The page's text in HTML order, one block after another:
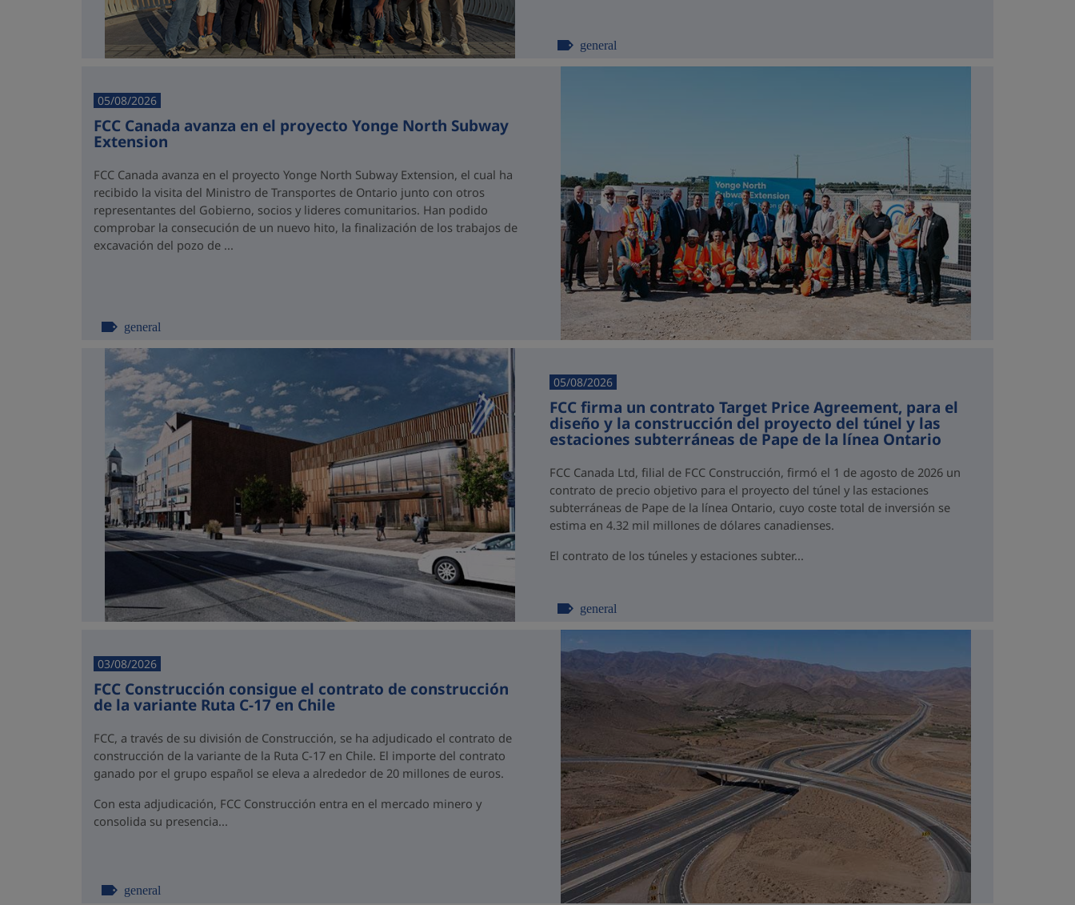
general
05/08/2026
FCC Canada avanza en el proyecto Yonge North Subway
Extension
FCC Canada avanza en el proyecto Yonge North Subway Extension, el cual ha
recibido la visita del Ministro de Transportes de Ontario junto con otros
representantes del Gobierno, socios y lideres comunitarios. Han podido
comprobar la consecución de un nuevo hito, la finalización de los trabajos de
excavación del pozo de ...
general
05/08/2026
FCC firma un contrato Target Price Agreement, para el
diseño y la construcción del proyecto del túnel y las
estaciones subterráneas de Pape de la línea Ontario
FCC Canada Ltd, filial de FCC Construcción, firmó el 1 de agosto de 2026 un
contrato de precio objetivo para el proyecto del túnel y las estaciones
subterráneas de Pape de la línea Ontario, cuyo coste total de inversión se
estima en 4.32 mil millones de dólares canadienses.
El contrato de los túneles y estaciones subter...
general
03/08/2026
FCC Construcción consigue el contrato de construcción
de la variante Ruta C-17 en Chile
FCC, a través de su división de Construcción, se ha adjudicado el contrato de
construcción de la variante de la Ruta C-17 en Chile. El importe del contrato
ganado por el grupo español se eleva a alrededor de 20 millones de euros.
Con esta adjudicación, FCC Construcción entra en el mercado minero y
consolida su presencia...
general